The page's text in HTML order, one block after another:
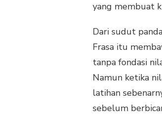
yang membuat
Dari sudut
Frasa itu
tanpa fondasi
Namun ketika
latihan
sebelum